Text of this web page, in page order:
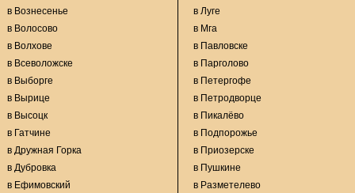
в Вознесенье
в Волосово
в Волхове
в Всеволожске
в Выборге
в Вырице
в Высоцк
в Гатчине
в Дружная Горка
в Дубровка
в Ефимовский
в Луге
в Мга
в Павловске
в Парголово
в Петергофе
в Петродворце
в Пикалёво
в Подпорожье
в Приозерске
в Пушкине
в Разметелево